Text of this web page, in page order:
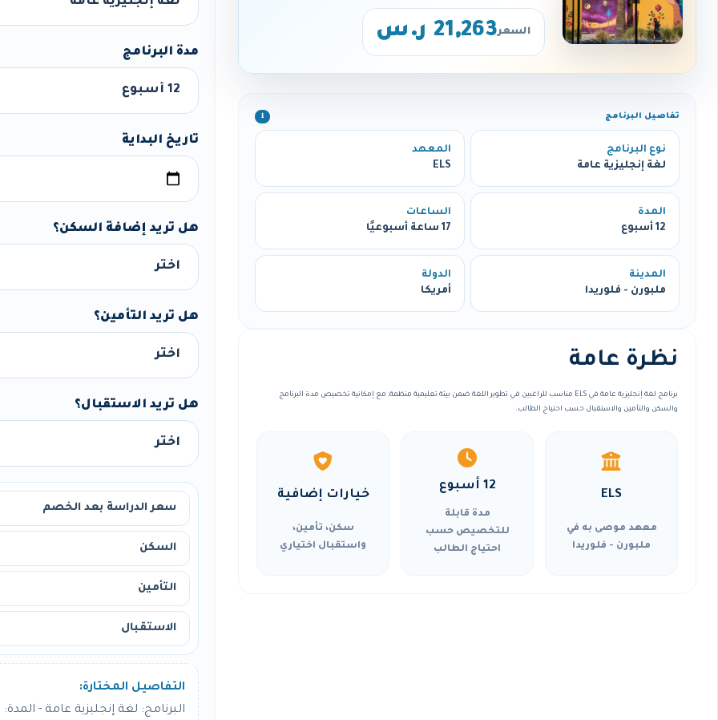
السعر21,263 ر.س
تفاصيل البرنامج ℹ️
نوع البرنامج
لغة إنجليزية عامة
المعهد
ELS
المدة
12 أسبوع
الساعات
17 ساعة أسبوعيًا
المدينة
ملبورن - فلوريدا
الدولة
أمريكا
نظرة عامة
برنامج لغة إنجليزية عامة في ELS مناسب للراغبين في تطوير اللغة ضمن بيئة تعليمية منظمة، مع إمكانية تخصيص مدة البرنامج
والسكن والتأمين والاستقبال حسب احتياج الطالب.
ELS
معهد موصى به في
ملبورن - فلوريدا
12 أسبوع
مدة قابلة
للتخصيص حسب
احتياج الطالب
خيارات إضافية
سكن، تأمين،
واستقبال اختياري
مدة البرنامج
تاريخ البداية
هل تريد إضافة السكن؟
هل تريد التأمين؟
هل تريد الاستقبال؟
سعر الدراسة بعد الخصم
السكن
التأمين
الاستقبال
التفاصيل المختارة:
البرنامج: لغة إنجليزية عامة - المدة: 12 أسبوع